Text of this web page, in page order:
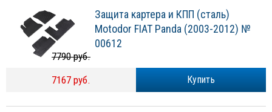
Защита картера и КПП (сталь)
Motodor FIAT Panda (2003-2012) №
00612
Купить
7790 руб.
7167 руб.